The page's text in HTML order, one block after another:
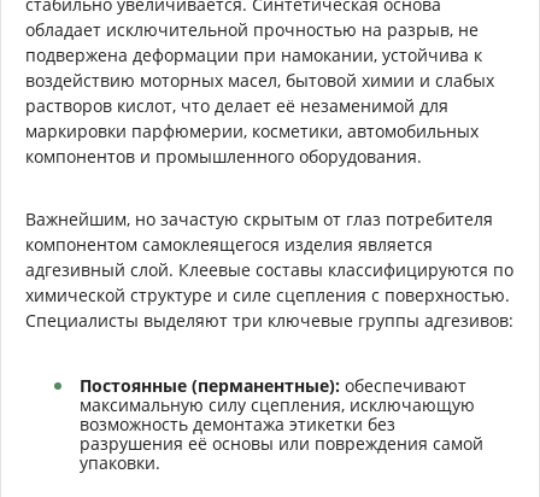
обладает исключительной прочностью на разрыв, не
подвержена деформации при намокании, устойчива к
воздействию моторных масел, бытовой химии и слабых
растворов кислот, что делает её незаменимой для
маркировки парфюмерии, косметики, автомобильных
компонентов и промышленного оборудования.
Важнейшим, но зачастую скрытым от глаз потребителя
компонентом самоклеящегося изделия является
адгезивный слой. Клеевые составы классифицируются по
химической структуре и силе сцепления с поверхностью.
Специалисты выделяют три ключевые группы адгезивов:
Постоянные (перманентные): обеспечивают
максимальную силу сцепления, исключающую
возможность демонтажа этикетки без
разрушения её основы или повреждения самой
упаковки.